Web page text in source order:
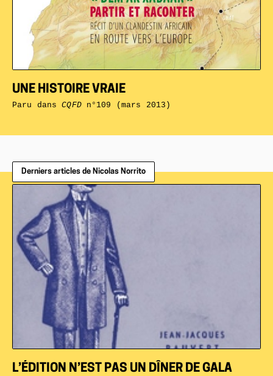
UNE HISTOIRE VRAIE
Paru dansCQFDn°109 (mars 2013)
Derniers articles de Nicolas Norrito
L’ÉDITION N’EST PAS UN DÎNER DE GALA